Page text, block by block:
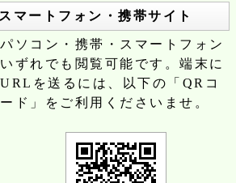
スマートフォン・携帯サイト
パソコン・携帯・スマートフォン
いずれでも閲覧可能です。端末に
URLを送るには、以下の「QRコ
ード」をご利用くださいませ。